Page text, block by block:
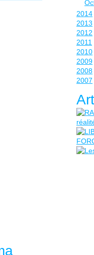
2014
2013
2012
2011
2010
2009
2008
2007